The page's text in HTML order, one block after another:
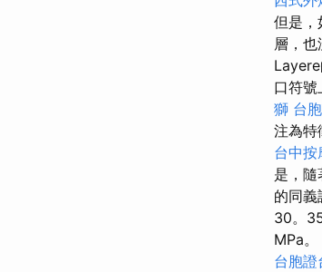
但是，
層，也
口符號
獅 台
注為特
台中按
是，
的同
30。
MPa。
台胞證